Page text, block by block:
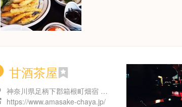
甘酒茶屋
神奈川県足柄下郡箱根町畑宿 二子山 395-28
https://www.amasake-chaya.jp/